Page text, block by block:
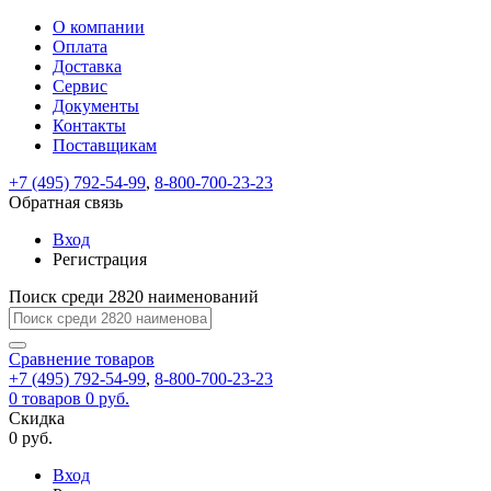
ВходРегистрация
Только
test@example.com
отправлена
по
ней
для
регистрации.
Ок
Только
Запомнить
меня
Забыли
Восстановление
пароля
Заполните
форму.
Мы
отправим
ссылку
на
указанный
электронный
адрес,
перейдя
по
которой
вы
новый
На
вашу
test@test.ru
отправлена
ссылка.
Перейдите
по
для
смены
пароля.
Введите
новый
пароль
Сменить
Пароль
успешно
Войти
Обратная
связь
Сообщение
пользовательского
соглашения
Ваше
сообщение
успешно
О компании
Оплата
Доставка
Сервис
Документы
Контакты
Поставщикам
+7 (495) 792-54-99, 8-800-700-23-23
Обратная связь
Вход
Регистрация
Поиск среди 2820 наименований
Сравнение товаров
+7 (495) 792-54-99, 8-800-700-23-23
0 товаров 0 руб.
Скидка
0 руб.
Вход